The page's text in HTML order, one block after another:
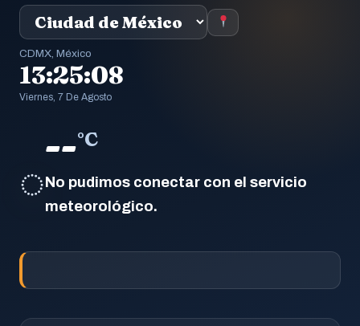
CDMX, México
13:25:09
Viernes, 7 De Agosto
◌
--°C
No pudimos conectar con el servicio
meteorológico.